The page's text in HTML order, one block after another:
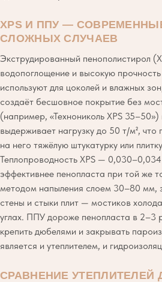
XPS И ППУ —
СЛОЖНЫХ СЛУЧАЕВ
Экструдированный пенополистирол
водопоглощение и высокую
используют для цоколей и влажных
создаёт бесшовное покрытие без
(например, «Технониколь XPS
выдерживает нагрузку до 50 т/м², что
на него тяжёлую штукатурку или
Теплопроводность XPS —
эффективнее пенопласта при той же
методом напыления слоем 30–80 мм,
стены и стыки плит — мостиков
углах. ППУ дороже пенопласта в 2–3
крепить дюбелями и закрывать
является и утеплителем, и
СРАВНЕНИЕ УТЕПЛИТЕЛЕЙ